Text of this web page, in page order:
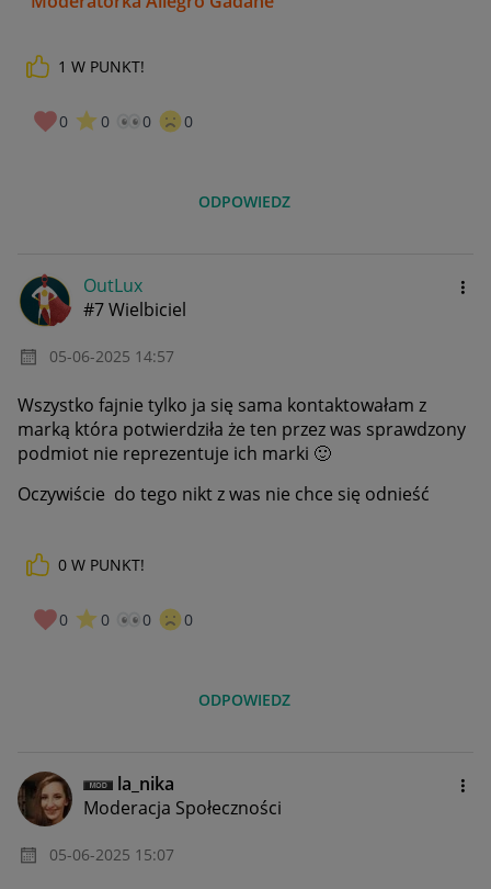
1 W PUNKT!
0 0 0 0
ODPOWIEDZ
OutLux
#7 Wielbiciel
‎05-06-2025 14:57
Wszystko fajnie tylko ja się sama kontaktowałam z
marką która potwierdziła że ten przez was sprawdzony
podmiot nie reprezentuje ich marki 🙂
Oczywiście do tego nikt z was nie chce się odnieść
0 W PUNKT!
0 0 0 0
ODPOWIEDZ
la_nika
Moderacja Społeczności
‎05-06-2025 15:07